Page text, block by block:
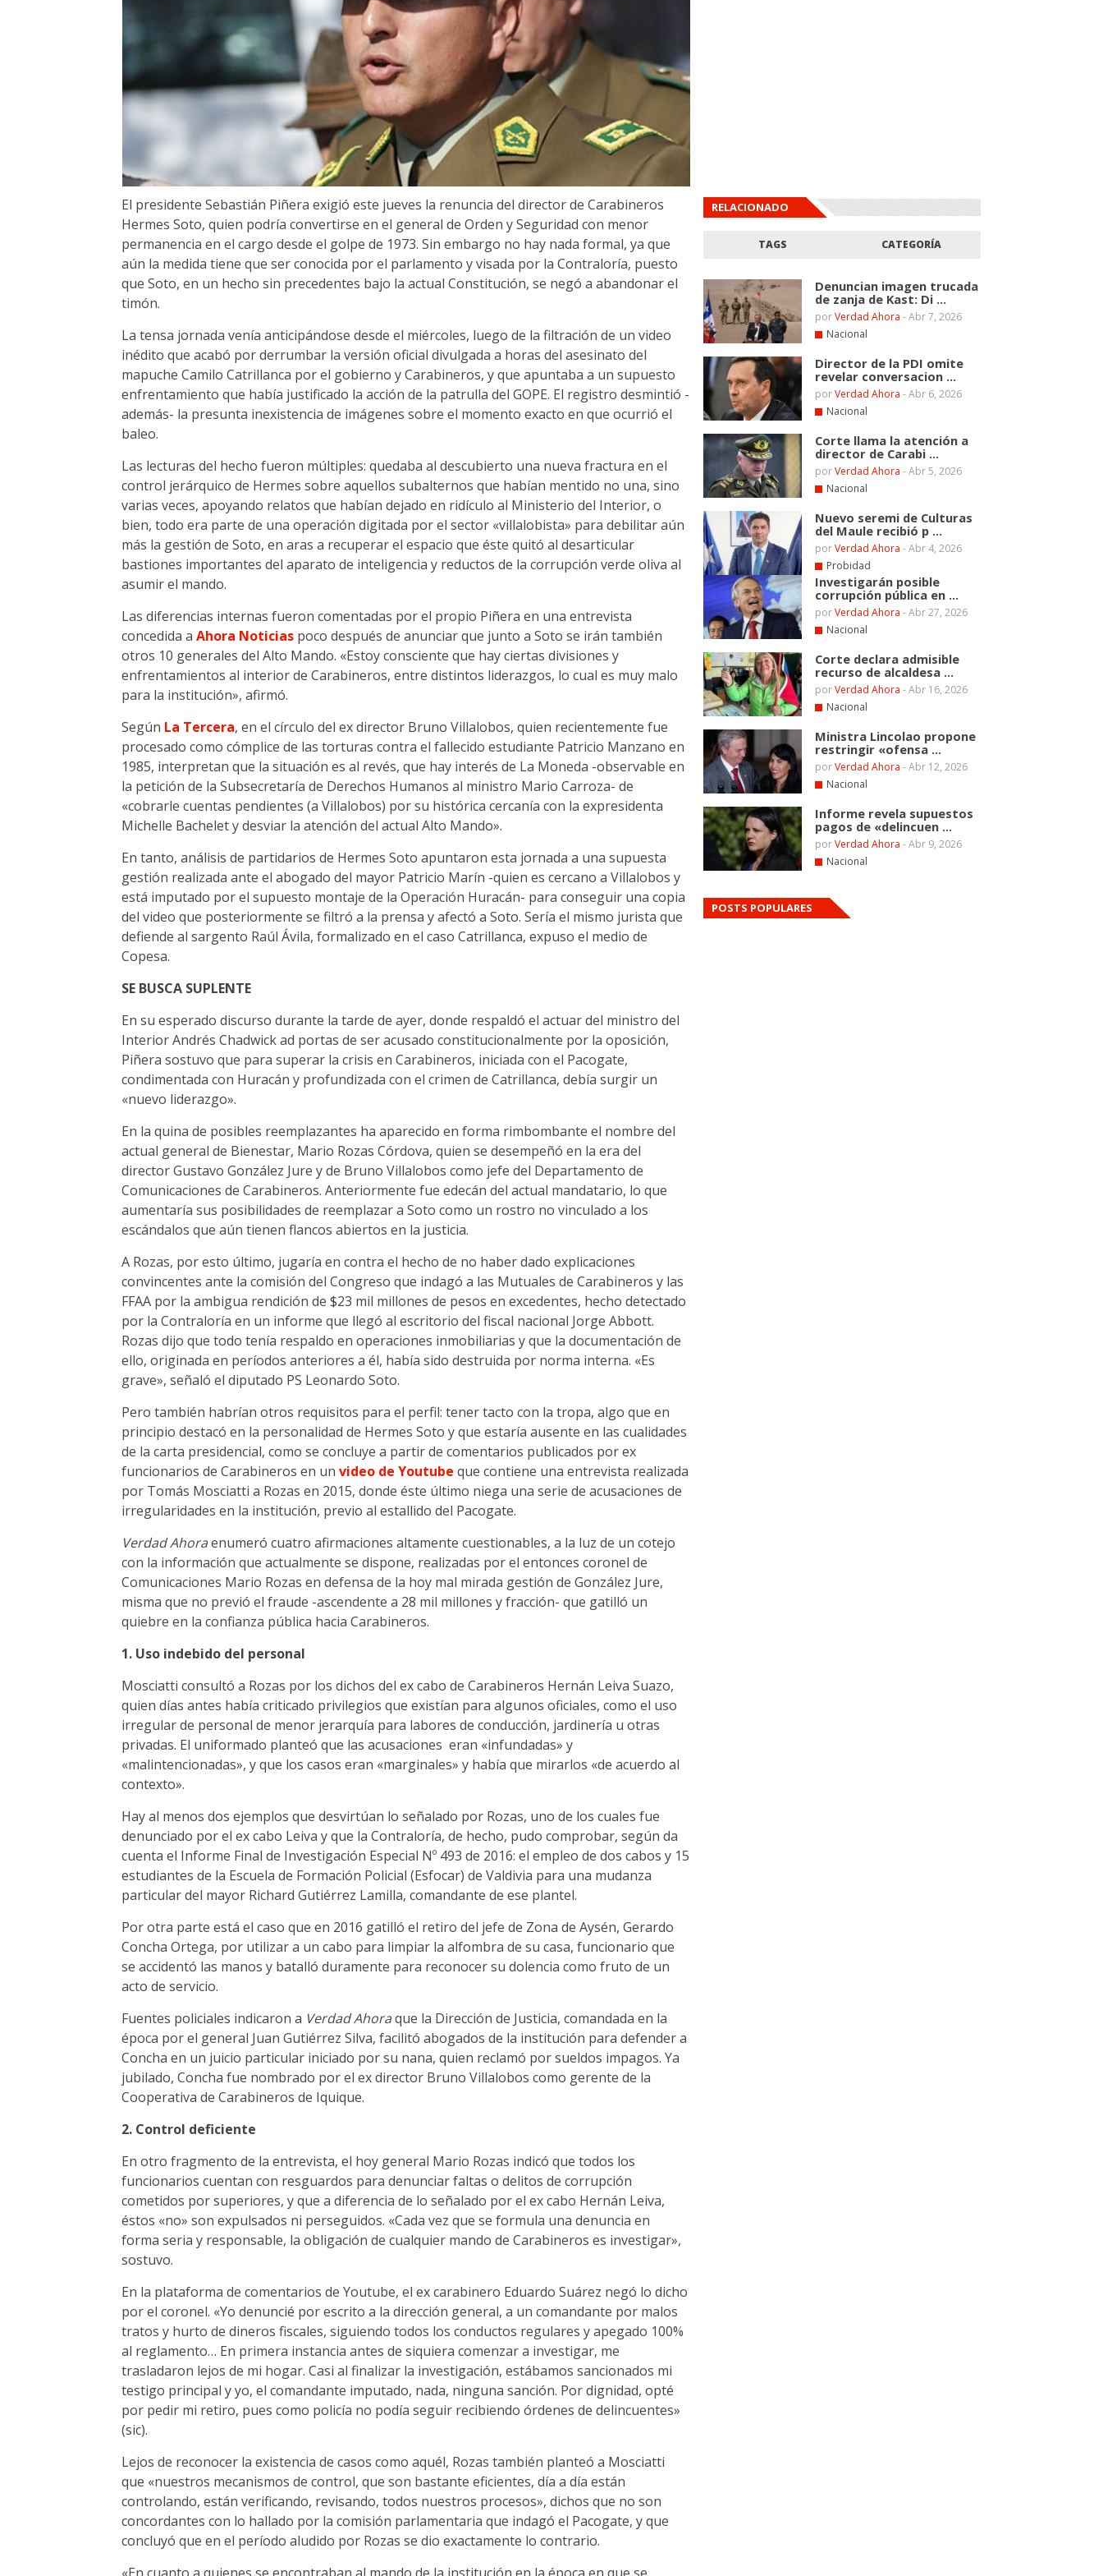
El presidente Sebastián Piñera exigió este jueves la renuncia del director de Carabineros
Hermes Soto, quien podría convertirse en el general de Orden y Seguridad con menor
permanencia en el cargo desde el golpe de 1973. Sin embargo no hay nada formal, ya que
aún la medida tiene que ser conocida por el parlamento y visada por la Contraloría, puesto
que Soto, en un hecho sin precedentes bajo la actual Constitución, se negó a abandonar el
timón.
La tensa jornada venía anticipándose desde el miércoles, luego de la filtración de un video
inédito que acabó por derrumbar la versión oficial divulgada a horas del asesinato del
mapuche Camilo Catrillanca por el gobierno y Carabineros, y que apuntaba a un supuesto
enfrentamiento que había justificado la acción de la patrulla del GOPE. El registro desmintió -
además- la presunta inexistencia de imágenes sobre el momento exacto en que ocurrió el
baleo.
Las lecturas del hecho fueron múltiples: quedaba al descubierto una nueva fractura en el
control jerárquico de Hermes sobre aquellos subalternos que habían mentido no una, sino
varias veces, apoyando relatos que habían dejado en ridículo al Ministerio del Interior, o
bien, todo era parte de una operación digitada por el sector «villalobista» para debilitar aún
más la gestión de Soto, en aras a recuperar el espacio que éste quitó al desarticular
bastiones importantes del aparato de inteligencia y reductos de la corrupción verde oliva al
asumir el mando.
Las diferencias internas fueron comentadas por el propio Piñera en una entrevista
concedida aAhora Noticias poco después de anunciar que junto a Soto se irán también
otros 10 generales del Alto Mando. «Estoy consciente que hay ciertas divisiones y
enfrentamientos al interior de Carabineros, entre distintos liderazgos, lo cual es muy malo
para la institución», afirmó.
Según La Tercera, en el círculo del ex director Bruno Villalobos, quien recientemente fue
procesado como cómplice de las torturas contra el fallecido estudiante Patricio Manzano en
1985, interpretan que la situación es al revés, que hay interés de La Moneda -observable en
la petición de la Subsecretaría de Derechos Humanos al ministro Mario Carroza- de
«cobrarle cuentas pendientes (a Villalobos) por su histórica cercanía con la expresidenta
Michelle Bachelet y desviar la atención del actual Alto Mando».
En tanto, análisis de partidarios de Hermes Soto apuntaron esta jornada a una supuesta
gestión realizada ante el abogado del mayor Patricio Marín -quien es cercano a Villalobos y
está imputado por el supuesto montaje de la Operación Huracán- para conseguir una copia
del video que posteriormente se filtró a la prensa y afectó a Soto. Sería el mismo jurista que
defiende al sargento Raúl Ávila, formalizado en el caso Catrillanca, expuso el medio de
Copesa.
SE BUSCA SUPLENTE
En su esperado discurso durante la tarde de ayer, donde respaldó el actuar del ministro del
Interior Andrés Chadwick ad portas de ser acusado constitucionalmente por la oposición,
Piñera sostuvo que para superar la crisis en Carabineros, iniciada con el Pacogate,
condimentada con Huracán y profundizada con el crimen de Catrillanca, debía surgir un
«nuevo liderazgo».
En la quina de posibles reemplazantes ha aparecido en forma rimbombante el nombre del
actual general de Bienestar, Mario Rozas Córdova, quien se desempeñó en la era del
director Gustavo González Jure y de Bruno Villalobos como jefe del Departamento de
Comunicaciones de Carabineros. Anteriormente fue edecán del actual mandatario, lo que
aumentaría sus posibilidades de reemplazar a Soto como un rostro no vinculado a los
escándalos que aún tienen flancos abiertos en la justicia.
A Rozas, por esto último, jugaría en contra el hecho de no haber dado explicaciones
convincentes ante la comisión del Congreso que indagó a las Mutuales de Carabineros y las
FFAA por la ambigua rendición de $23 mil millones de pesos en excedentes, hecho detectado
por la Contraloría en un informe que llegó al escritorio del fiscal nacional Jorge Abbott.
Rozas dijo que todo tenía respaldo en operaciones inmobiliarias y que la documentación de
ello, originada en períodos anteriores a él, había sido destruida por norma interna. «Es
grave», señaló el diputado PS Leonardo Soto.
Pero también habrían otros requisitos para el perfil: tener tacto con la tropa, algo que en
principio destacó en la personalidad de Hermes Soto y que estaría ausente en las cualidades
de la carta presidencial, como se concluye a partir de comentarios publicados por ex
funcionarios de Carabineros en unvideo de Youtube que contiene una entrevista realizada
por Tomás Mosciatti a Rozas en 2015, donde éste último niega una serie de acusaciones de
irregularidades en la institución, previo al estallido del Pacogate.
Verdad Ahoraenumeró cuatro afirmaciones altamente cuestionables, a la luz de un cotejo
con la información que actualmente se dispone, realizadas por el entonces coronel de
Comunicaciones Mario Rozas en defensa de la hoy mal mirada gestión de González Jure,
misma que no previó el fraude -ascendente a 28 mil millones y fracción- que gatilló un
quiebre en la confianza pública hacia Carabineros.
1. Uso indebido del personal
Mosciatti consultó a Rozas por los dichos del ex cabo de Carabineros Hernán Leiva Suazo,
quien días antes había criticado privilegios que existían para algunos oficiales, como el uso
irregular de personal de menor jerarquía para labores de conducción, jardinería u otras
privadas. El uniformado planteó que las acusaciones eran «infundadas» y
«malintencionadas», y que los casos eran «marginales» y había que mirarlos «de acuerdo al
contexto».
Hay al menos dos ejemplos que desvirtúan lo señalado por Rozas, uno de los cuales fue
denunciado por el ex cabo Leiva y que la Contraloría, de hecho, pudo comprobar, según da
cuenta el Informe Final de Investigación Especial Nº 493 de 2016: el empleo de dos cabos y 15
estudiantes de la Escuela de Formación Policial (Esfocar) de Valdivia para una mudanza
particular del mayor Richard Gutiérrez Lamilla, comandante de ese plantel.
Por otra parte está el caso que en 2016 gatilló el retiro del jefe de Zona de Aysén, Gerardo
Concha Ortega, por utilizar a un cabo para limpiar la alfombra de su casa, funcionario que
se accidentó las manos y batalló duramente para reconocer su dolencia como fruto de un
acto de servicio.
Fuentes policiales indicaron a Verdad Ahoraque la Dirección de Justicia, comandada en la
época por el general Juan Gutiérrez Silva, facilitó abogados de la institución para defender a
Concha en un juicio particular iniciado por su nana, quien reclamó por sueldos impagos. Ya
jubilado, Concha fue nombrado por el ex director Bruno Villalobos como gerente de la
Cooperativa de Carabineros de Iquique.
2. Control deficiente
En otro fragmento de la entrevista, el hoy general Mario Rozas indicó que todos los
funcionarios cuentan con resguardos para denunciar faltas o delitos de corrupción
cometidos por superiores, y que a diferencia de lo señalado por el ex cabo Hernán Leiva,
éstos «no» son expulsados ni perseguidos. «Cada vez que se formula una denuncia en
forma seria y responsable, la obligación de cualquier mando de Carabineros es investigar»,
sostuvo.
En la plataforma de comentarios de Youtube, el ex carabinero Eduardo Suárez negó lo dicho
por el coronel. «Yo denuncié por escrito a la dirección general, a un comandante por malos
tratos y hurto de dineros fiscales, siguiendo todos los conductos regulares y apegado 100%
al reglamento… En primera instancia antes de siquiera comenzar a investigar, me
trasladaron lejos de mi hogar. Casi al finalizar la investigación, estábamos sancionados mi
testigo principal y yo, el comandante imputado, nada, ninguna sanción. Por dignidad, opté
por pedir mi retiro, pues como policía no podía seguir recibiendo órdenes de delincuentes»
(sic).
Lejos de reconocer la existencia de casos como aquél, Rozas también planteó a Mosciatti
que «nuestros mecanismos de control, que son bastante eficientes, día a día están
controlando, están verificando, revisando, todos nuestros procesos», dichos que no son
concordantes con lo hallado por la comisión parlamentaria que indagó el Pacogate, y que
concluyó que en el período aludido por Rozas se dio exactamente lo contrario.
RELACIONADO
TAGS CATEGORÍA
Denuncian imagen trucada
de zanja de Kast: Di ...
porVerdad Ahora -Abr 7, 2026
Nacional
Director de la PDI omite
revelar conversacion ...
porVerdad Ahora -Abr 6, 2026
Nacional
Corte llama la atención a
director de Carabi ...
porVerdad Ahora -Abr 5, 2026
Nacional
Nuevo seremi de Culturas
del Maule recibió p ...
porVerdad Ahora -Abr 4, 2026
Probidad
Investigarán posible
corrupción pública en ...
porVerdad Ahora -Abr 27, 2026
Nacional
Corte declara admisible
recurso de alcaldesa ...
porVerdad Ahora -Abr 16, 2026
Nacional
Ministra Lincolao propone
restringir «ofensa ...
porVerdad Ahora -Abr 12, 2026
Nacional
Informe revela supuestos
pagos de «delincuen ...
porVerdad Ahora -Abr 9, 2026
Nacional
POSTS POPULARES